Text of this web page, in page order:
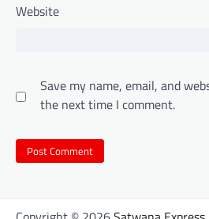
Website
Save my name, email, and
the next time I comment.